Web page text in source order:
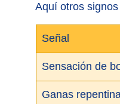
Aquí otros
Señal
Sensación de
Ganas